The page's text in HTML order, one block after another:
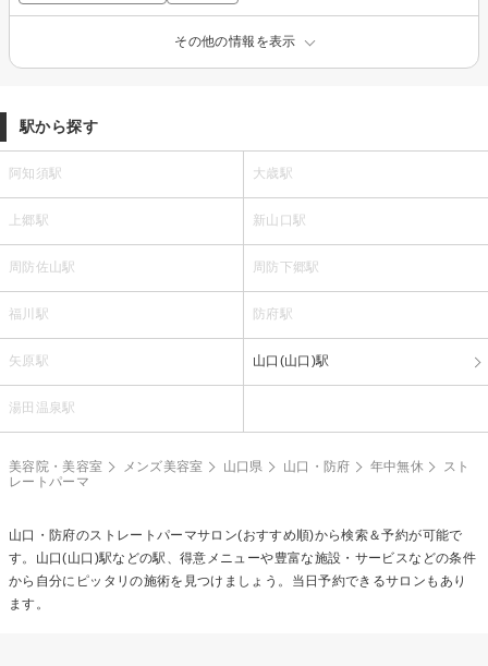
その他の情報を表示
駅から探す
阿知須駅 大歳駅
上郷駅 新山口駅
周防佐山駅 周防下郷駅
福川駅 防府駅
矢原駅 山口(山口)駅
湯田温泉駅
美容院・美容室 メンズ美容室 山口県 山口・防府 年中無休
スト
レートパーマ
山口・防府のストレートパーマサロン(おすすめ順)から検索＆予約が可能で
す。山口(山口)駅などの駅、得意メニューや豊富な施設・サービスなどの条件
から自分にピッタリの施術を見つけましょう。当日予約できるサロンもあり
ます。